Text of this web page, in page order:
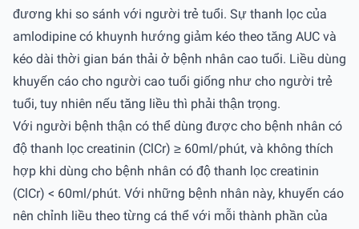
đương khi so sánh với người trẻ tuổi. Sự thanh lọc của
amlodipine có khuynh hướng giảm kéo theo tăng AUC và
kéo dài thời gian bán thải ở bệnh nhân cao tuổi. Liều dùng
khuyến cáo cho người cao tuổi giống như cho người trẻ
tuổi, tuy nhiên nếu tăng liều thì phải thận trọng.
Với người bệnh thận có thể dùng được cho bệnh nhân có
độ thanh lọc creatinin (ClCr) ≥ 60ml/phút, và không thích
hợp khi dùng cho bệnh nhân có độ thanh lọc creatinin
(ClCr) < 60ml/phút. Với những bệnh nhân này, khuyến cáo
nên chỉnh liều theo từng cá thể với mỗi thành phần của